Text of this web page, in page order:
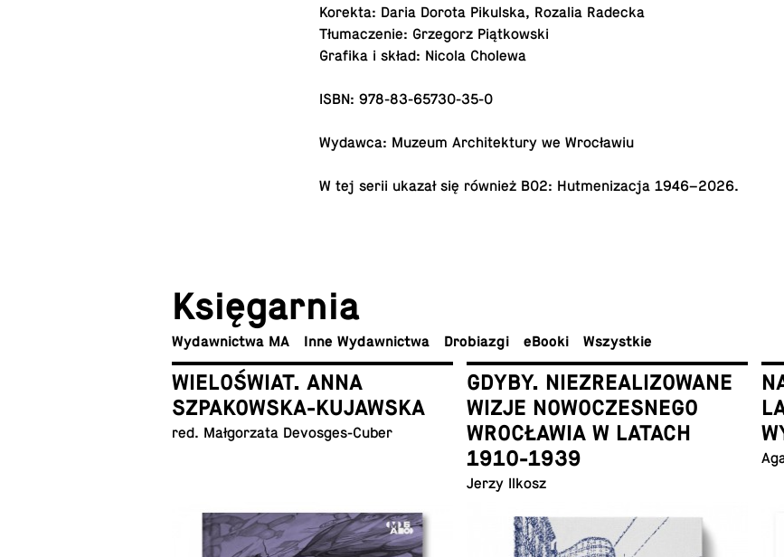
Korekta: Daria Dorota Pi­kul­ska, Rozalia Radecka
Tłu­ma­cze­nie: Grze­gorz Piątkowski
Grafika i skład: Nicola Cholewa
ISBN: 978-83-65730-35-0
Wydawca: Muzeum Ar­chi­tek­tu­ry we Wrocławiu
W tej serii ukazał się również B02: Hut­me­ni­za­cja 1946–2026.
Księ­gar­nia
Wy­daw­nic­twa MA Inne Wydawnictwa Dro­bia­zgi eBooki Wszyst­kie
WIELOŚWIAT. ANNA
SZPAKOWSKA-KUJAWSKA
red. Mał­go­rza­ta Devosges-Cuber
GDYBY. NIEZREALIZOWANE
WIZJE NOWOCZESNEGO
WROCŁAWIA W LATACH
1910-1939
Jerzy Ilkosz